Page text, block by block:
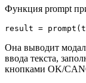
Функция prompt
result =
Она выводит
ввода текста,
кнопками OK/